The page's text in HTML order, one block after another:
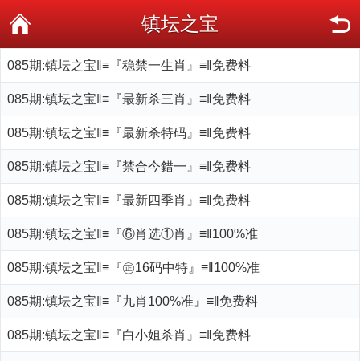
镇坛之宝
085期:镇坛之宝‖≡『稳禁一生肖』≡‖免费料
085期:镇坛之宝‖≡『最新杀三肖』≡‖免费料
085期:镇坛之宝‖≡『最新杀特码』≡‖免费料
085期:镇坛之宝‖≡『禁合今錯一』≡‖免费料
085期:镇坛之宝‖≡『最新四季肖』≡‖免费料
085期:镇坛之宝‖≡『⑥肖选①肖』≡‖100%准
085期:镇坛之宝‖≡『㊣16码中特』≡‖100%准
085期:镇坛之宝‖≡『九肖100%准』≡‖免费料
085期:镇坛之宝‖≡『白小姐杀肖』≡‖免费料